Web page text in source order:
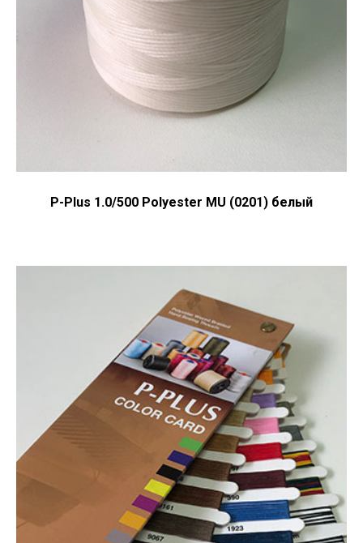
P-Plus 1.0/500 Polyester MU (0201) белый